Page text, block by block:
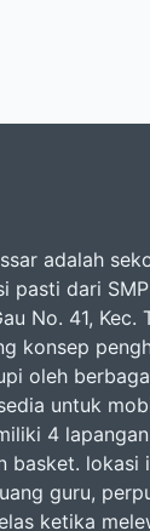
adalah
pasti dari
No. 41, Kec.
konsep
oleh
untuk
4
basket.
guru,
ketika